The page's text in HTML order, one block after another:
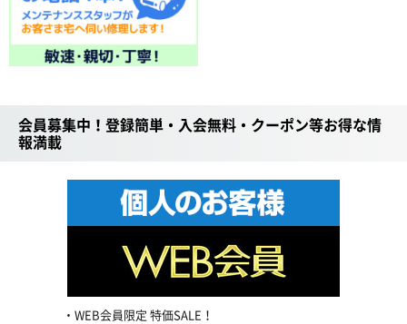
会員募集中！登録簡単・入会無料・クーポン等お得な情
報満載
WEB会員限定 特価SALE！